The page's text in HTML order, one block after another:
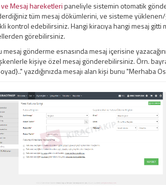
ve Mesaj hareketleripaneliyle sistemin otomatik
tüm mesaj dökümlerini, ve sisteme
kontrol edebilirsiniz. Hangi kiracıya hangi mesaj gitti
görebilirsiniz.
mesaj gönderme esnasında mesaj içerisine
kişiye özel mesaj gönderebilirsiniz. Örn.
yazdığınızda mesajı alan kişi bunu "Merhaba